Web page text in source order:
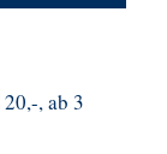
, ab 3